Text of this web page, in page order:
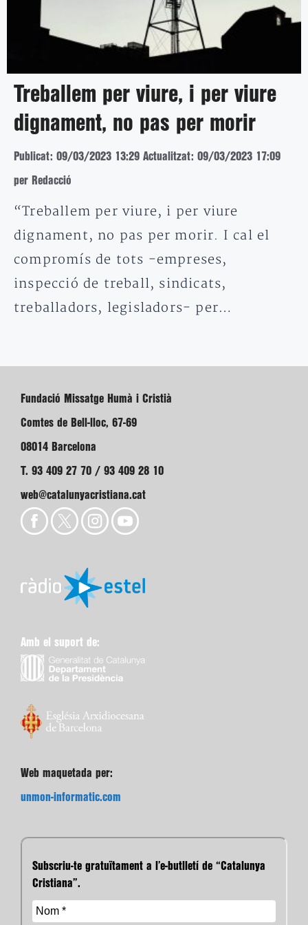
Treballem per viure, i per viure
dignament, no pas per morir
Publicat: 09/03/2023 13:29 Actualitzat: 09/03/2023 17:09
per Redacció
“Treballem per viure, i per viure
dignament, no pas per morir. I cal el
compromís de tots -empreses,
inspecció de treball, sindicats,
treballadors, legisladors- per…
Fundació Missatge Humà i Cristià
Comtes de Bell-lloc, 67-69
08014 Barcelona
T. 93 409 27 70 / 93 409 28 10
web@catalunyacristiana.cat
Amb el suport de:
Web maquetada per:
unmon-informatic.com
Subscriu-te gratuïtament a l’e-butlletí de “Catalunya
Cristiana”.